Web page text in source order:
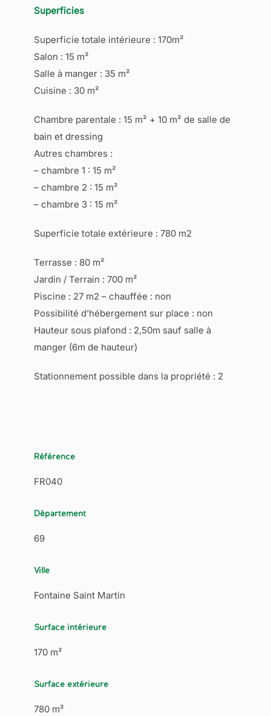
Superficies
Superficie totale intérieure : 170m²
Salon : 15 m²
Salle à manger : 35 m²
Cuisine : 30 m²
Chambre parentale : 15 m² + 10 m² de salle de
bain et dressing
Autres chambres :
– chambre 1 : 15 m²
– chambre 2 : 15 m²
– chambre 3 : 15 m²
Superficie totale extérieure : 780 m2
Terrasse : 80 m²
Jardin / Terrain : 700 m²
Piscine : 27 m2 – chauffée : non
Possibilité d’hébergement sur place : non
Hauteur sous plafond : 2,50m sauf salle à
manger (6m de hauteur)
Stationnement possible dans la propriété : 2
Référence
FR040
Département
69
Ville
Fontaine Saint Martin
Surface intérieure
170 m²
Surface extérieure
780 m²